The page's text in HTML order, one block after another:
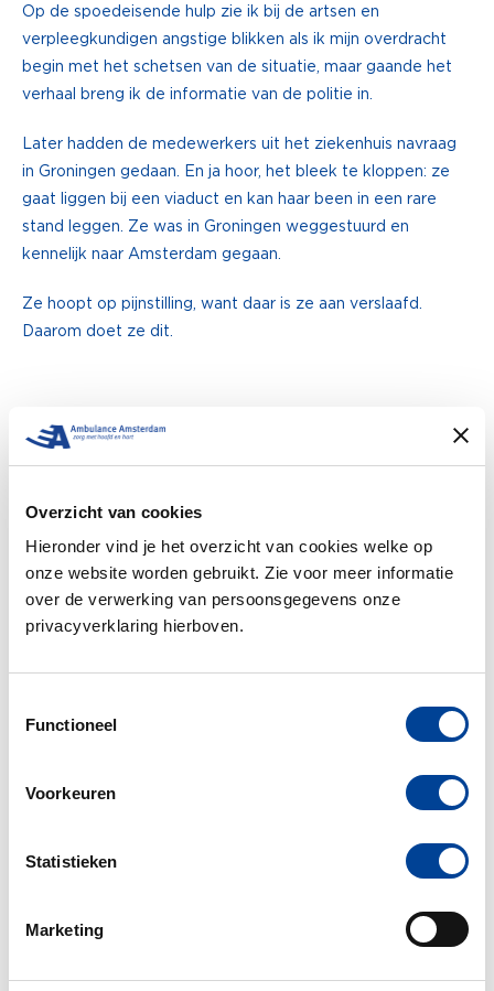
Overzicht van cookies
Hieronder vind je het overzicht van cookies welke op
onze website worden gebruikt. Zie voor meer informatie
over de verwerking van persoonsgegevens onze
privacyverklaring hierboven.
Functioneel
Voorkeuren
Statistieken
Marketing
Op de spoedeisende hulp zie ik bij de artsen en
verpleegkundigen angstige blikken als ik mijn overdracht
begin met het schetsen van de situatie, maar gaande het
verhaal breng ik de informatie van de politie in.
Later hadden de medewerkers uit het ziekenhuis navraag
in Groningen gedaan. En ja hoor, het bleek te kloppen: ze
gaat liggen bij een viaduct en kan haar been in een rare
stand leggen. Ze was in Groningen weggestuurd en
kennelijk naar Amsterdam gegaan.
Ze hoopt op pijnstilling, want daar is ze aan verslaafd.
Daarom doet ze dit.
THIJS GRAS VERTELT OVER ZIJN
ERVARINGEN BIJ AMBULANCE
AMSTERDAM
Thijs werkt al ruim 27 jaar als ambulanceverpleegkundige.
hij dat bij ons. Thijs vertelt in zijn blogs elke week over
op de ambulance.